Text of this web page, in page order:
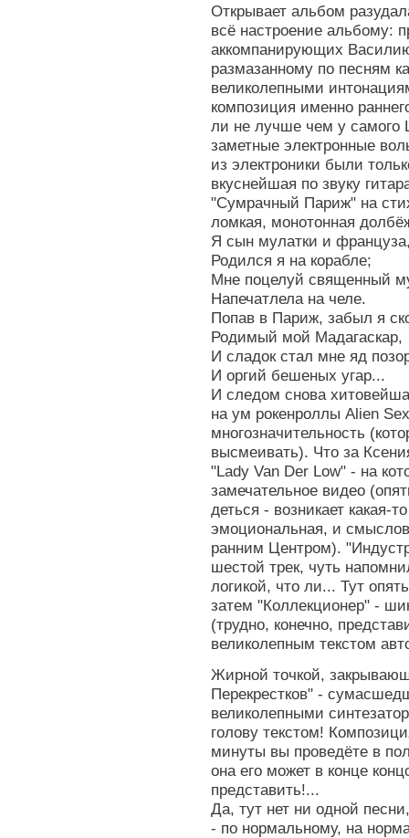
Открывает альбом
всё настроение альбому:
аккомпанирующих
размазанному по песням
великолепными
композиция именно
ли не лучше чем у самого
заметные электронные
из электроники были
вкуснейшая по звуку
"Сумрачный Париж" на
ломкая, монотонная
Я сын мулатки и
Родился я на корабле;
Мне поцелуй священный
Напечатлела на челе.
Попав в Париж, забыл я
Родимый мой Мадагаскар,
И сладок стал мне яд
И оргий бешеных угар...
И следом снова
на ум рокенроллы Alien
многозначительность
высмеивать). Что за
"Lady Van Der Low" - на
замечательное видео
деться - возникает какая-
эмоциональная, и
ранним Центром).
шестой трек, чуть
логикой, что ли... Тут
затем "Коллекционер" -
(трудно, конечно,
великолепным текстом
Жирной точкой,
Перекрестков" -
великолепными
голову текстом!
минуты вы проведёте в
она его может в конце
представить!...
Да, тут нет ни одной
- по нормальному, на